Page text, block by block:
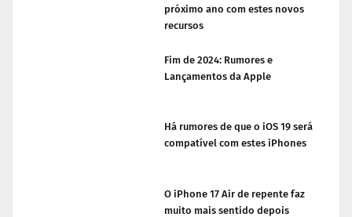
próximo ano com estes novos
recursos
Fim de 2024: Rumores e
Lançamentos da Apple
Há rumores de que o iOS 19 será
compatível com estes iPhones
O iPhone 17 Air de repente faz
muito mais sentido depois